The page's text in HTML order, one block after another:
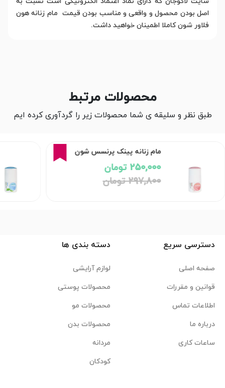
اصل بودن محصول و واقعی و مناسب بودن قیمت مام زنانه هون
فلاور شون کاملا اطمینان خواهید داشت.
محصولات مرتبط
طبق نظر و سلیقه ی شما محصولات زیر را گردآوری کرده ایم
مام زنانه پینک پرنسس شون
250,000 تومان
297,800 تومان
دسترسی سریع
صفحه اصلی
قوانین و مقررات
اطلاعات تماس
درباره ما
ساعات کاری
دسته بندی ها
لوازم آرایشی
محصولات پوستی
محصولات مو
محصولات بدن
مردانه
کودکان